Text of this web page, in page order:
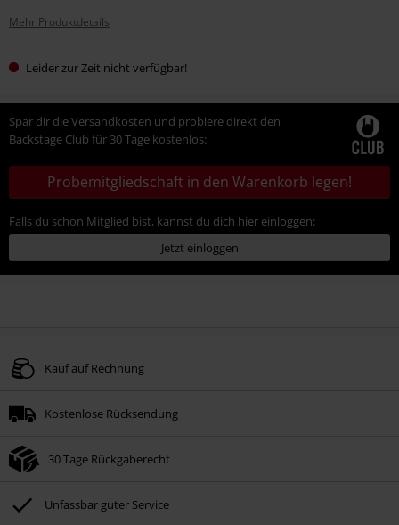
Mehr Produktdetails
Leider zur Zeit nicht verfügbar!
Spar dir die Versandkosten und probiere direkt den
Backstage Club für 30 Tage kostenlos:
Probemitgliedschaft in den Warenkorb legen!
Falls du schon Mitglied bist, kannst du dich hier einloggen:
Jetzt einloggen
Kauf auf Rechnung
Kostenlose Rücksendung
30 Tage Rückgaberecht
Unfassbar guter Service